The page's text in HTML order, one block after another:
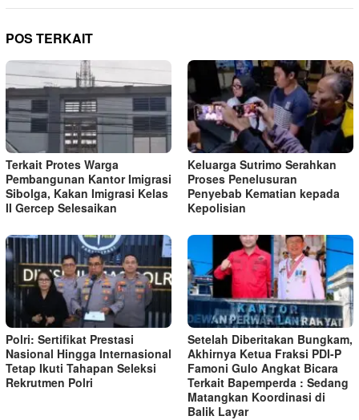
POS TERKAIT
Terkait Protes Warga
Pembangunan Kantor Imigrasi
Sibolga, Kakan Imigrasi Kelas
II Gercep Selesaikan
Keluarga Sutrimo Serahkan
Proses Penelusuran
Penyebab Kematian kepada
Kepolisian
Polri: Sertifikat Prestasi
Nasional Hingga Internasional
Tetap Ikuti Tahapan Seleksi
Rekrutmen Polri
Setelah Diberitakan Bungkam,
Akhirnya Ketua Fraksi PDI-P
Famoni Gulo Angkat Bicara
Terkait Bapemperda : Sedang
Matangkan Koordinasi di
Balik Layar